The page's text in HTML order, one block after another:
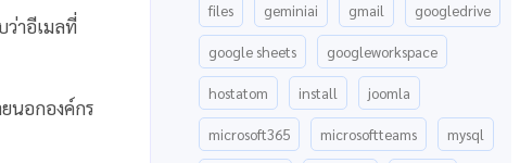
ว่าอีเมลที่
นอกองค์กร
files geminiai gmail googledrive
google sheets googleworkspace
hostatom install joomla
microsoft365 microsoftteams mysql